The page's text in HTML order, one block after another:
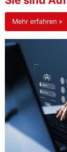
Mehr erfahren »